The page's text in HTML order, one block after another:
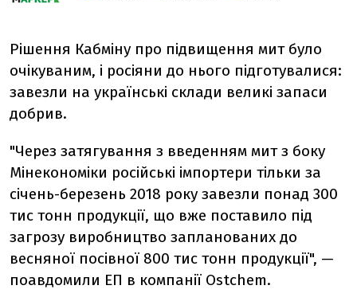
Рішення Кабміну про підвищення мит було
очікуваним, і росіяни до нього підготувалися:
завезли на українські склади великі запаси
добрив.
"Через затягування з введенням мит з боку
Мінекономіки російські імпортери тільки за
січень-березень 2018 року завезли понад 300
тис тонн продукції, що вже поставило під
загрозу виробництво запланованих до
весняної посівної 800 тис тонн продукції", —
поавдомили ЕП в компанії Ostchem.